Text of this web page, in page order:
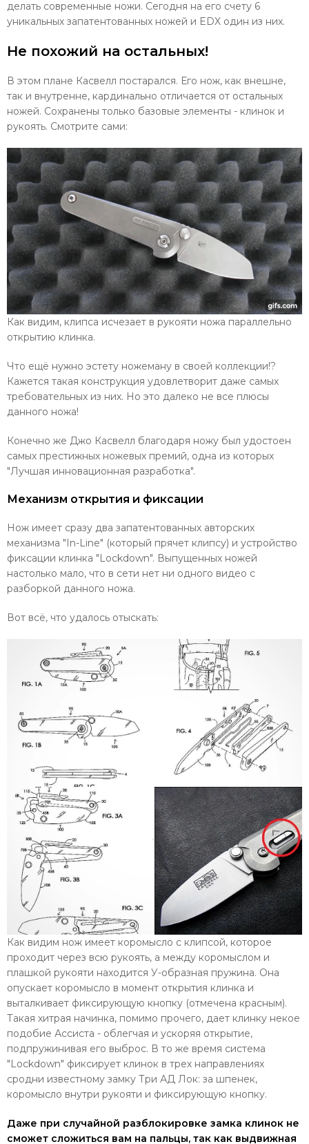
делать современные ножи. Сегодня на его счету 6
уникальных запатентованных ножей и EDX один из них.
Не похожий на остальных!
В этом плане Касвелл постарался. Его нож, как внешне,
так и внутренне, кардинально отличается от остальных
ножей. Сохранены только базовые элементы - клинок и
рукоять. Смотрите сами:
Как видим, клипса исчезает в рукояти ножа параллельно
открытию клинка.
Что ещё нужно эстету ножеману в своей коллекции!?
Кажется такая конструкция удовлетворит даже самых
требовательных из них. Но это далеко не все плюсы
данного ножа!
Конечно же Джо Касвелл благодаря ножу был удостоен
самых престижных ножевых премий, одна из которых
"Лучшая инновационная разработка".
Механизм открытия и фиксации
Нож имеет сразу два запатентованных авторских
механизма "In-Line" (который прячет клипсу) и устройство
фиксации клинка "Lockdown". Выпущенных ножей
настолько мало, что в сети нет ни одного видео с
разборкой данного ножа.
Вот всё, что удалось отыскать:
Как видим нож имеет коромысло с клипсой, которое
проходит через всю рукоять, а между коромыслом и
плашкой рукояти находится У-образная пружина. Она
опускает коромысло в момент открытия клинка и
выталкивает фиксирующую кнопку (отмечена красным).
Такая хитрая начинка, помимо прочего, дает клинку некое
подобие Ассиста - облегчая и ускоряя открытие,
подпружинивая его выброс. В то же время система
"Lockdown" фиксирует клинок в трех направлениях
сродни известному замку Три АД Лок: за шпенек,
коромысло внутри рукояти и фиксирующую кнопку.
Даже при случайной разблокировке замка клинок не
сможет сложиться вам на пальцы, так как выдвижная